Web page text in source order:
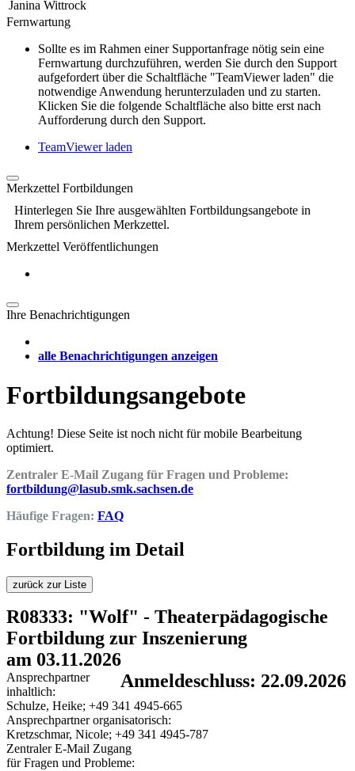
Janina Wittrock
Fernwartung
Sollte es im Rahmen einer Supportanfrage nötig sein eine
Fernwartung durchzuführen, werden Sie durch den Support
aufgefordert über die Schaltfläche "TeamViewer laden" die
notwendige Anwendung herunterzuladen und zu starten.
Klicken Sie die folgende Schaltfläche also bitte erst nach
Aufforderung durch den Support.
TeamViewer laden
Merkzettel Fortbildungen
Hinterlegen Sie Ihre ausgewählten Fortbildungsangebote in
Ihrem persönlichen Merkzettel.
Merkzettel Veröffentlichungen
Ihre Benachrichtigungen
alle Benachrichtigungen anzeigen
Fortbildungsangebote
Achtung! Diese Seite ist noch nicht für mobile Bearbeitung
optimiert.
Zentraler E-Mail Zugang für Fragen und Probleme:
fortbildung@lasub.smk.sachsen.de
Häufige Fragen: FAQ
Fortbildung im Detail
zurück zur Liste
R08333: "Wolf" - Theaterpädagogische
Fortbildung zur Inszenierung
am 03.11.2026
Anmeldeschluss: 22.09.2026
Ansprechpartner
inhaltlich:
Schulze, Heike; +49 341 4945-665
Ansprechpartner organisatorisch:
Kretzschmar, Nicole; +49 341 4945-787
Zentraler E-Mail Zugang
für Fragen und Probleme: